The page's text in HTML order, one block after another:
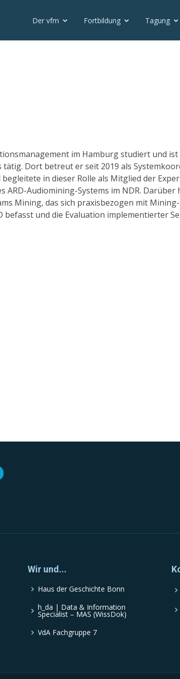
Der vfm Fortbildung Tagung
im Hamburg studiert und ist
Dort betreut er seit 2019 als
in dieser Rolle als Mitglied der
ARD-Audiomining-Systems im NDR. Darüber
Mining, das sich praxisbezogen mit
befasst und die Evaluation implementierter
Wir und...
Haus der Geschichte Bonn
h_da | Data & Information
Specialist – MAS (WissDok)
VdA Fachgruppe 7